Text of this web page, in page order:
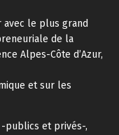
avec le plus grand
de la
Alpes-Côte d’Azur,
et sur les
publics et privés-,